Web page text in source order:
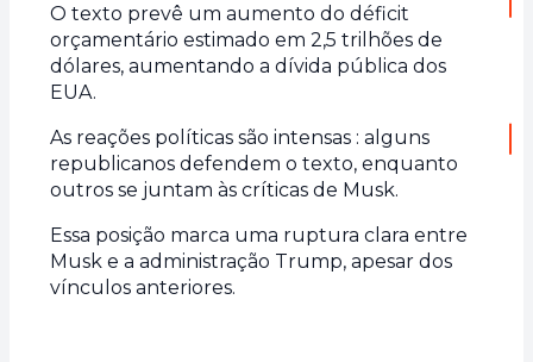
O texto prevê um aumento do déficit
orçamentário estimado em 2,5 trilhões de
dólares, aumentando a dívida pública dos
EUA.
As reações políticas são intensas : alguns
republicanos defendem o texto, enquanto
outros se juntam às críticas de Musk.
Essa posição marca uma ruptura clara entre
Musk e a administração Trump, apesar dos
vínculos anteriores.